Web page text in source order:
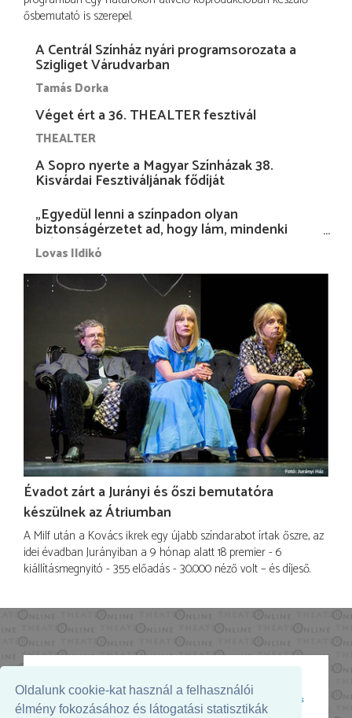
Oldalunk cookie-kat használ a felhasználói
élmény fokozásához és látogatási statisztikák
ősbemutató is szerepel.
A Centrál Színház nyári programsorozata a
Szigliget Várudvarban
Tamás Dorka
Véget ért a 36. THEALTER fesztivál
THEALTER
A Sopro nyerte a Magyar Színházak 38.
Kisvárdai Fesztiváljának fődíját
„Egyedül lenni a színpadon olyan
biztonságérzetet ad, hogy lám, mindenki
más nélkül is megvagyok magammal…”
Lovas Ildikó
Évadot zárt a Jurányi és őszi bemutatóra
készülnek az Átriumban
A Milf után a Kovács ikrek egy újabb színdarabot írtak őszre, az
idei évadban Jurányiban a 9 hónap alatt 18 premier - 6
kiállításmegnyitó - 355 előadás - 30.000 néző volt – és díjeső.
Az oldal megjelenését támogatja: